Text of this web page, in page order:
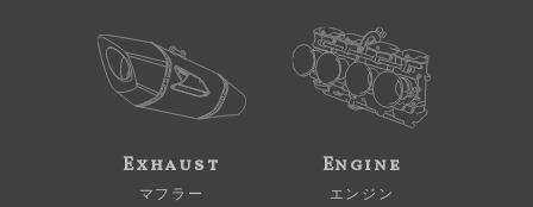
Exhaust
マフラー
Engine
エンジン